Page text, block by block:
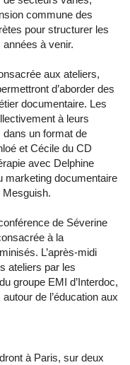
commune des
pour structurer les
années à venir.
aux ateliers,
d’aborder des
documentaire. Les
à leurs
dans un format de
et Cécile du CD
avec Delphine
marketing documentaire
Mesguish.
de Séverine
à la
L’après‑midi
ateliers par les
groupe EMI d’Interdoc,
de l’éducation aux
à Paris, sur deux